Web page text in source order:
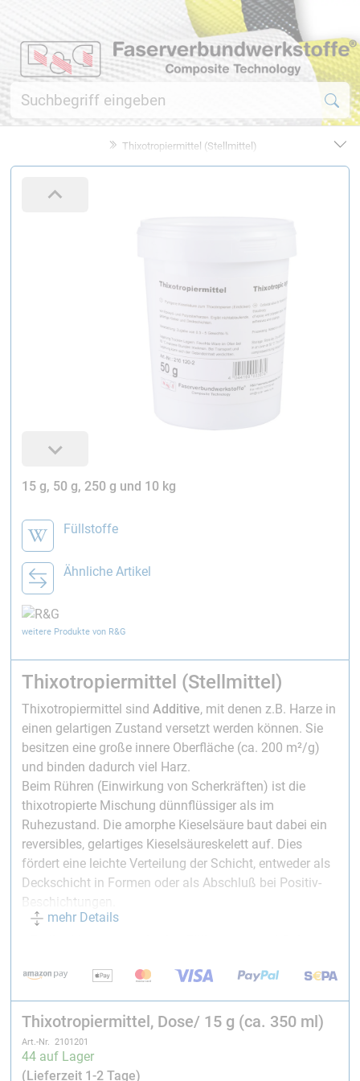
Thixotropiermittel (Stellmittel)
15 g, 50 g, 250 g und 10 kg
Füllstoffe
Ähnliche Artikel
weitere Produkte von R&G
Thixotropiermittel (Stellmittel)
Thixotropiermittel sind Additive, mit denen z.B. Harze in
einen gelartigen Zustand versetzt werden können. Sie
besitzen eine große innere Oberfläche (ca. 200 m²/g)
und binden dadurch viel Harz.
Beim Rühren (Einwirkung von Scherkräften) ist die
thixotropierte Mischung dünnflüssiger als im
Ruhezustand. Die amorphe Kieselsäure baut dabei ein
reversibles, gelartiges Kieselsäureskelett auf. Dies
fördert eine leichte Verteilung der Schicht, entweder als
Deckschicht in Formen oder als Abschluß bei Positiv-
Beschichtungen.
Farbe:weiß
Zugabe:0,5–5 Gewichtprozent, abhängig von der
gewünschten Thixotropie und Auftragsdicke. Diese
Richtwerte sind aber abhängig von der Viskosität des
mehr Details
Thixotropiermittel, Dose/ 15 g (ca. 350 ml)
Art.-Nr. 2101201
44 auf Lager
(Lieferzeit 1-2 Tage)